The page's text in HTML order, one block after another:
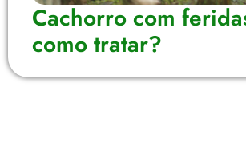
Cachorro com
como tratar?